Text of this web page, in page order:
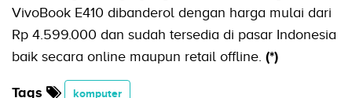
VivoBook E410 dibanderol dengan harga mulai dari
Rp 4.599.000 dan sudah tersedia di pasar Indonesia
baik secara online maupun retail offline. (*)
Tags komputer